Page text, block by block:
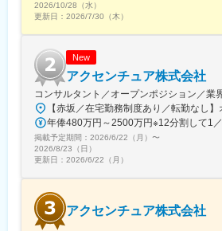
変更の範囲：【変更の範囲：その他当
2026/10/28（水）
更新日： 2026/7/30（木）
New
アクセンチュア株式会社
コンサルタント／オープンポジション／業
掲載予定期間： 2026/6/22（月） 〜
2026/8/23（日）
更新日： 2026/6/22（月）
アクセンチュア株式会社